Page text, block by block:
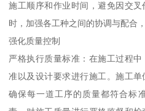
施工顺序和作业时间，避免因交
时，加强各工种之间的协调与配合
强化质量控制
严格执行质量标准：在施工过程
准以及设计要求进行施工。施工单
确保每一道工序的质量都符合标